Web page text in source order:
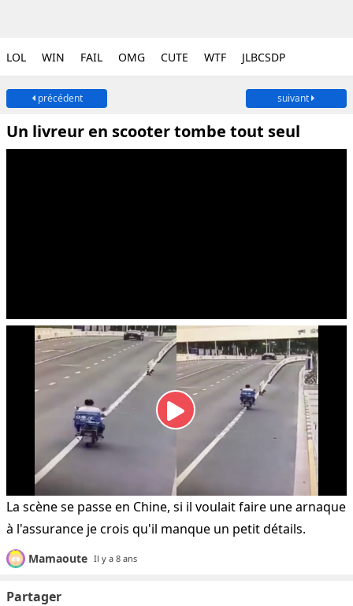
LOL WIN FAIL OMG CUTE WTF JLBCSDP
précédent suivant
Un livreur en scooter tombe tout seul
La scène se passe en Chine, si il voulait faire une arnaque
à l'assurance je crois qu'il manque un petit détails.
Mamaoute Il y a 8 ans
Partager